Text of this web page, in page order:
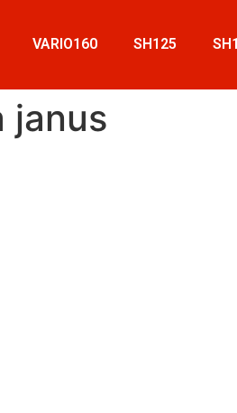
VARIO160 SH125
janus